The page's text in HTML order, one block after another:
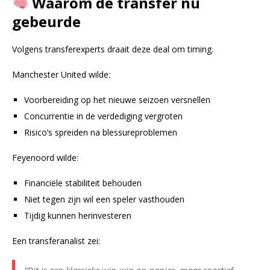
gebeurde
Volgens transferexperts draait deze deal om timing.
Manchester United wilde:
Voorbereiding op het nieuwe seizoen versnellen
Concurrentie in de verdediging vergroten
Risico’s spreiden na blessureproblemen
Feyenoord wilde:
Financiële stabiliteit behouden
Niet tegen zijn wil een speler vasthouden
Tijdig kunnen herinvesteren
Een transferanalist zei: